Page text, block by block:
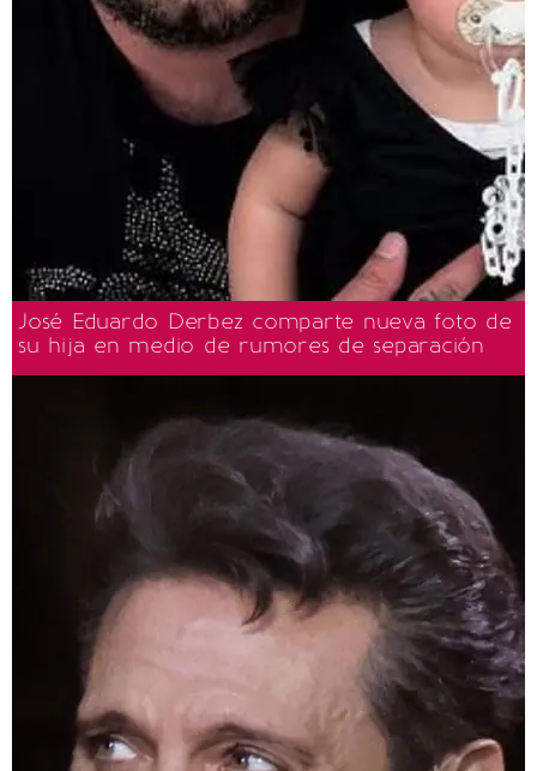
José Eduardo Derbez comparte nueva foto de
su hija en medio de rumores de separación